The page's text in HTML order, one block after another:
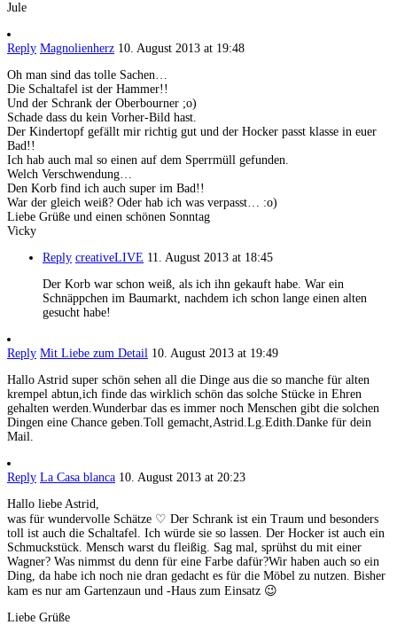
Jule
Reply Magnolienherz 10. August 2013 at 19:48
Oh man sind das tolle Sachen…
Die Schaltafel ist der Hammer!!
Und der Schrank der Oberbourner ;o)
Schade dass du kein Vorher-Bild hast.
Der Kindertopf gefällt mir richtig gut und der Hocker passt klasse in euer
Bad!!
Ich hab auch mal so einen auf dem Sperrmüll gefunden.
Welch Verschwendung…
Den Korb find ich auch super im Bad!!
War der gleich weiß? Oder hab ich was verpasst… :o)
Liebe Grüße und einen schönen Sonntag
Vicky
Reply creativeLIVE 11. August 2013 at 18:45
Der Korb war schon weiß, als ich ihn gekauft habe. War ein
Schnäppchen im Baumarkt, nachdem ich schon lange einen alten
gesucht habe!
Reply Mit Liebe zum Detail 10. August 2013 at 19:49
Hallo Astrid super schön sehen all die Dinge aus die so manche für alten
krempel abtun,ich finde das wirklich schön das solche Stücke in Ehren
gehalten werden.Wunderbar das es immer noch Menschen gibt die solchen
Dingen eine Chance geben.Toll gemacht,Astrid.Lg.Edith.Danke für dein
Mail.
Reply La Casa blanca 10. August 2013 at 20:23
Hallo liebe Astrid,
was für wundervolle Schätze ♡ Der Schrank ist ein Traum und besonders
toll ist auch die Schaltafel. Ich würde sie so lassen. Der Hocker ist auch ein
Schmuckstück. Mensch warst du fleißig. Sag mal, sprühst du mit einer
Wagner? Was nimmst du denn für eine Farbe dafür?Wir haben auch so ein
Ding, da habe ich noch nie dran gedacht es für die Möbel zu nutzen. Bisher
kam es nur am Gartenzaun und -Haus zum Einsatz 😉
Liebe Grüße